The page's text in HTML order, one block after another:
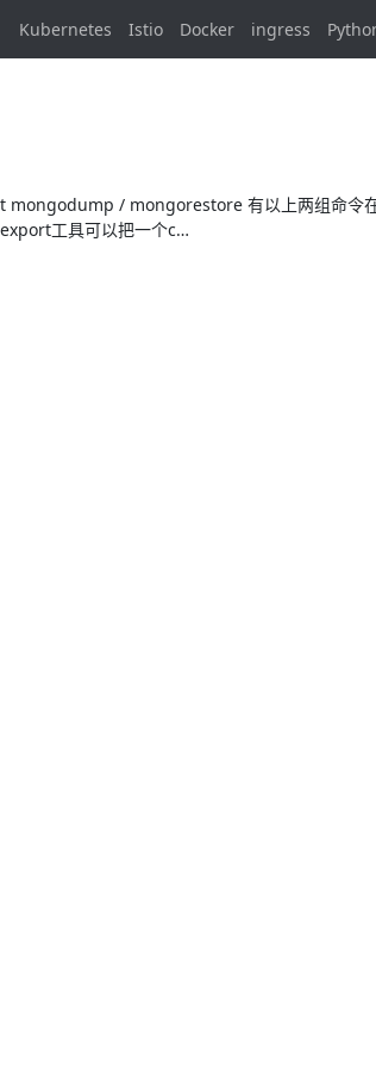
Kubernetes Istio Docker ingress
/ mongorestore 有以上两组命令
工具可以把一个c…